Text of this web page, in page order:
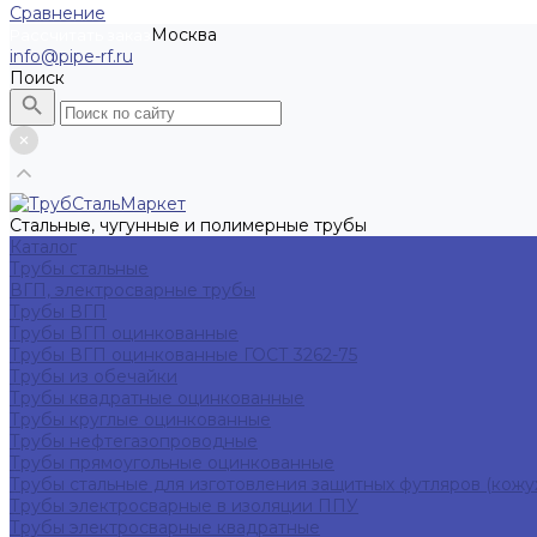
Сравнение
Москва
info@pipe-rf.ru
Поиск
Стальные, чугунные и полимерные трубы
Каталог
Трубы стальные
ВГП, электросварные трубы
Трубы ВГП
Трубы ВГП оцинкованные
Трубы ВГП оцинкованные ГОСТ 3262-75
Трубы из обечайки
Трубы квадратные оцинкованные
Трубы круглые оцинкованные
Трубы нефтегазопроводные
Трубы прямоугольные оцинкованные
Трубы стальные для изготовления защитных футляров
Трубы электросварные в изоляции ППУ
Трубы электросварные квадратные